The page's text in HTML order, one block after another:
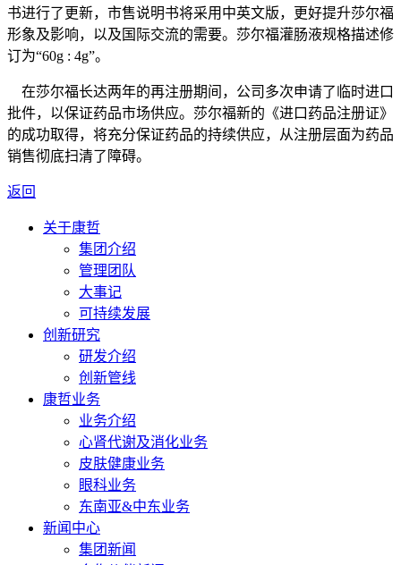
书进行了更新，市售说明书将采用中英文版，更好提升莎尔福
形象及影响，以及国际交流的需要。莎尔福灌肠液规格描述修
订为“60g : 4g”。
在莎尔福长达两年的再注册期间，公司多次申请了临时进口
批件，以保证药品市场供应。莎尔福新的《进口药品注册证》
的成功取得，将充分保证药品的持续供应，从注册层面为药品
销售彻底扫清了障碍。
返回
关于康哲
集团介绍
管理团队
大事记
可持续发展
创新研究
研发介绍
创新管线
康哲业务
业务介绍
心肾代谢及消化业务
皮肤健康业务
眼科业务
东南亚&中东业务
新闻中心
集团新闻